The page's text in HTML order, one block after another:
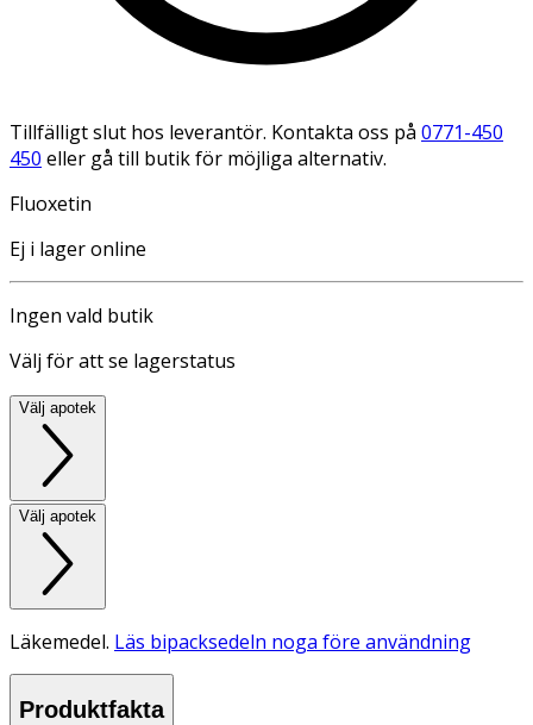
Tillfälligt slut hos leverantör. Kontakta oss på 0771-450
450 eller gå till butik för möjliga alternativ.
Fluoxetin
Ej i lager online
Ingen vald butik
Välj för att se lagerstatus
Välj apotek
Välj apotek
Läkemedel. Läs bipacksedeln noga före användning
Produktfakta